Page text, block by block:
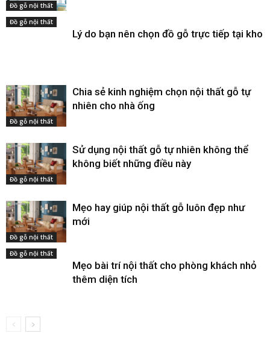
Đồ gỗ nội thất
Đồ gỗ nội thất
Lý do bạn nên chọn đồ gỗ trực tiếp tại kho
Đồ gỗ nội thất
Chia sẻ kinh nghiệm chọn nội thất gỗ tự
nhiên cho nhà ống
Đồ gỗ nội thất
Sử dụng nội thất gỗ tự nhiên không thể
không biết những điều này
Đồ gỗ nội thất
Mẹo hay giúp nội thất gỗ luôn đẹp như
mới
Đồ gỗ nội thất
Mẹo bài trí nội thất cho phòng khách nhỏ
thêm diện tích